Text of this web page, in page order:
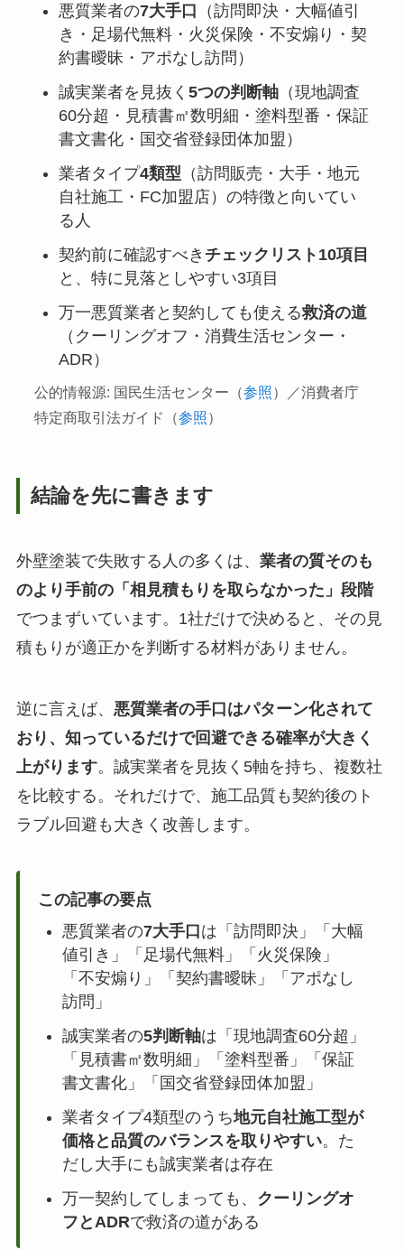
悪質業者の7大手口
（訪問即決・大幅値引
き・足場代無料・火災保険・不安煽り・契
約書曖昧・アポなし訪問）
誠実業者を見抜く 5つの判断軸（現地調査
60分超・見積書㎡数明細・塗料型番・保証
書文書化・国交省登録団体加盟）
業者タイプ4類型 （訪問販売・大手・地元
自社施工・FC加盟店）の特徴と向いてい
る人
契約前に確認すべき チェックリスト10項目
と、特に見落としやすい3項目
万一悪質業者と契約しても使える救済の道
（クーリングオフ・消費生活センター・
ADR）
公的情報源: 国民生活センター（参照）／消費者庁
特定商取引法ガイド（参照）
結論を先に書きます
外壁塗装で失敗する人の多くは、 業者の質そのも
のより手前の「相見積もりを取らなかった」段階
でつまずいています。1社だけで決めると、その見
積もりが適正かを判断する材料がありません。
逆に言えば、 悪質業者の手口はパターン化されて
おり、知っているだけで回避できる確率が大きく
上がります。誠実業者を見抜く5軸を持ち、複数社
を比較する。それだけで、施工品質も契約後のト
ラブル回避も大きく改善します。
この記事の要点
悪質業者の7大手口 は「訪問即決」「大幅
値引き」「足場代無料」「火災保険」
「不安煽り」「契約書曖昧」「アポなし
訪問」
誠実業者の5判断軸は「現地調査60分超」
「見積書㎡数明細」「塗料型番」「保証
書文書化」「国交省登録団体加盟」
業者タイプ4類型のうち地元自社施工型が
価格と品質のバランスを取りやすい。た
だし大手にも誠実業者は存在
万一契約してしまっても、 クーリングオ
フとADRで救済の道がある